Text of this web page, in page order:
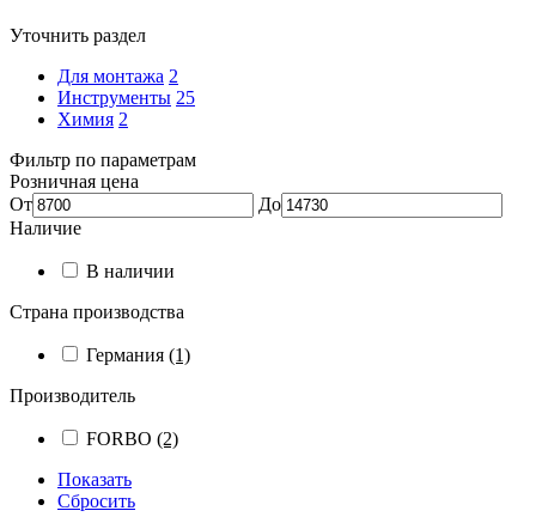
Уточнить раздел
Для монтажа 2
Инструменты 25
Химия 2
Фильтр по параметрам
Розничная цена
От
До
Наличие
В наличии
Страна производства
Германия (1)
Производитель
FORBO (2)
Показать
Сбросить